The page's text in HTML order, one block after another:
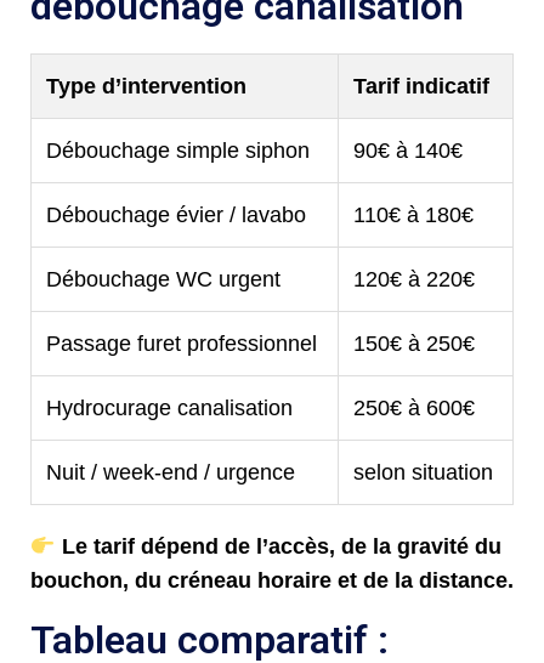
Type d’intervention Tarif indicatif
Débouchage simple siphon 90€ à 140€
Débouchage évier / lavabo 110€ à 180€
Débouchage WC urgent 120€ à 220€
Passage furet professionnel 150€ à 250€
Hydrocurage canalisation 250€ à 600€
Nuit / week-end / urgence selon situation
Le tarif dépend de l’accès, de la gravité du
bouchon, du créneau horaire et de la distance.
Tableau comparatif :